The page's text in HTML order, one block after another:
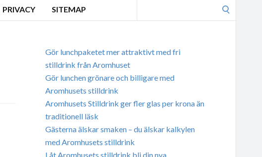
PRIVACY SITEMAP
Gör lunchpaketet mer attraktivt med fri
stilldrink från Aromhuset
Gör lunchen grönare och billigare med
Aromhusets stilldrink
Aromhusets Stilldrink ger fler glas per krona än
traditionell läsk
Gästerna älskar smaken – du älskar kalkylen
med Aromhusets stilldrink
Låt Aromhusets stilldrink bli din nya